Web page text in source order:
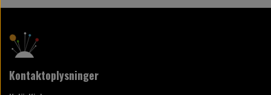
Kontaktoplysninger